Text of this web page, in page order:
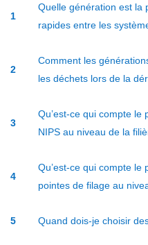
1
Quelle génération est la
rapides entre les
2
Comment les
les déchets lors de la
3
Qu’est-ce qui compte le
NIPS au niveau de la
4
Qu’est-ce qui compte le
pointes de filage au
5 Quand dois-je choisir